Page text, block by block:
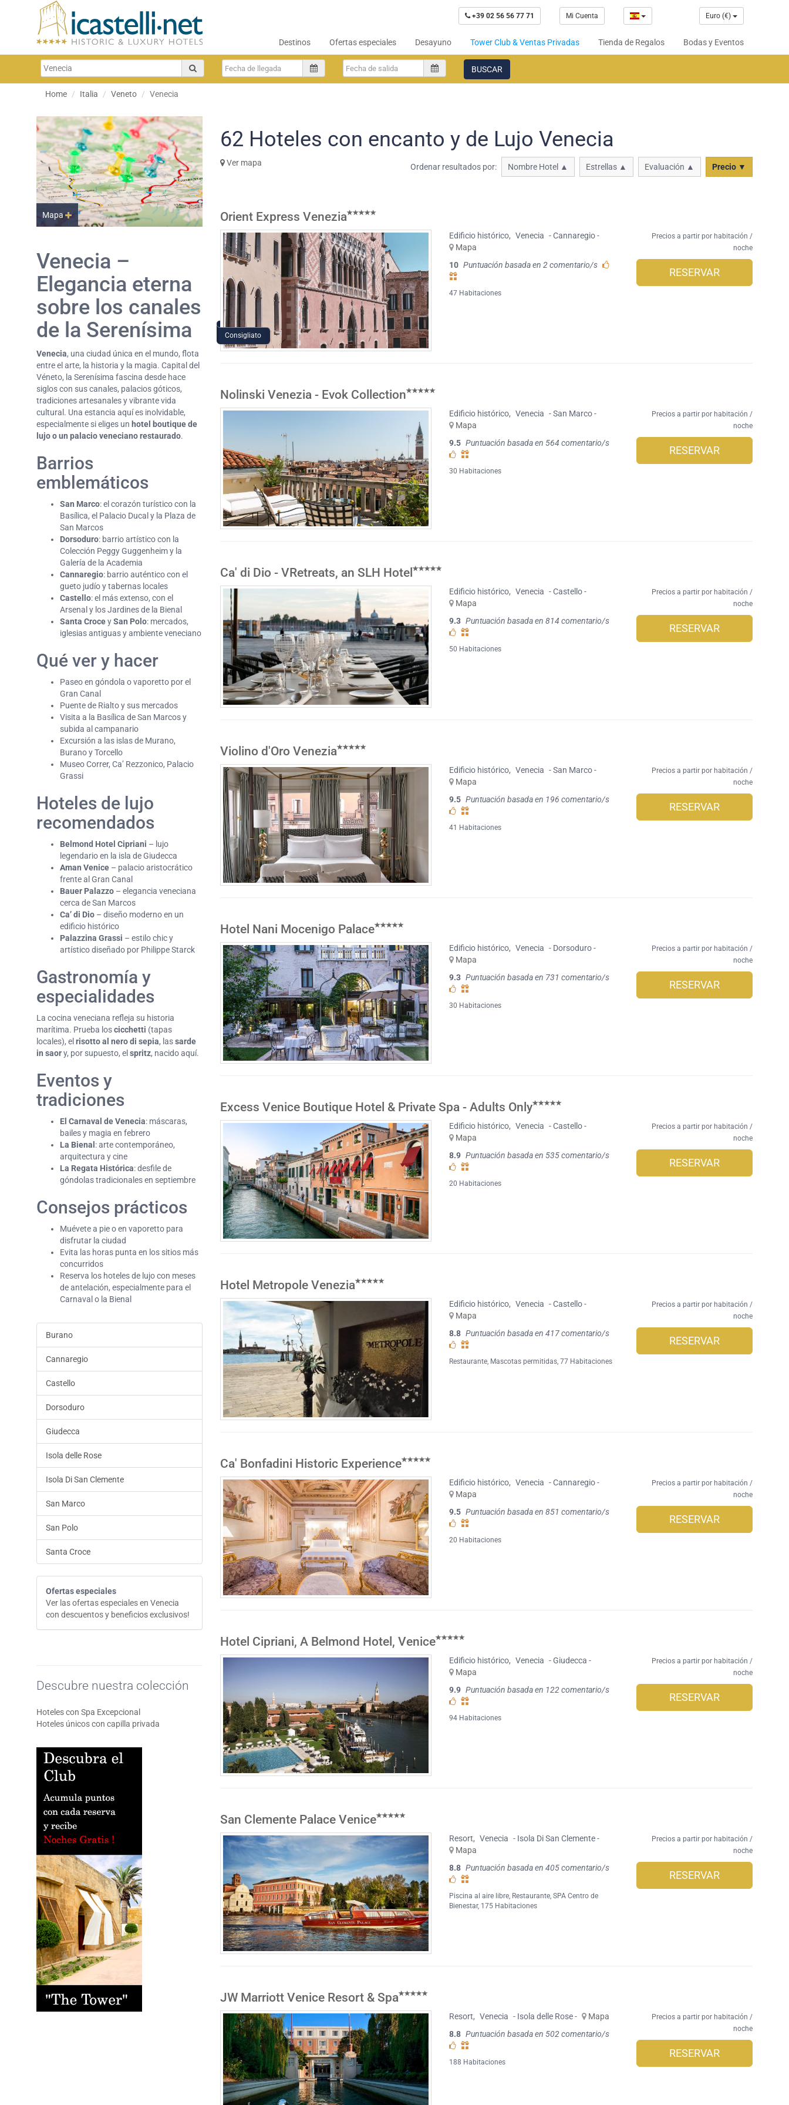
+39 02 56 56 77 71 Mi Cuenta Euro (€)
Destinos Ofertas especiales Desayuno Tower Club & Ventas Privadas Tienda de Regalos Bodas y Eventos
BUSCAR
Home Italia Veneto Venecia
Mapa
Venecia –
Elegancia eterna
sobre los canales
de la Serenísima
Venecia, una ciudad única en el mundo, flota
entre el arte, la historia y la magia. Capital del
Véneto, la Serenísima fascina desde hace
siglos con sus canales, palacios góticos,
tradiciones artesanales y vibrante vida
cultural. Una estancia aquí es inolvidable,
especialmente si eliges un hotel boutique de
lujo o un palacio veneciano restaurado.
Barrios
emblemáticos
San Marco: el corazón turístico con la
Basílica, el Palacio Ducal y la Plaza de
San Marcos
Dorsoduro: barrio artístico con la
Colección Peggy Guggenheim y la
Galería de la Academia
Cannaregio: barrio auténtico con el
gueto judío y tabernas locales
Castello: el más extenso, con el
Arsenal y los Jardines de la Bienal
Santa CroceySan Polo: mercados,
iglesias antiguas y ambiente veneciano
Qué ver y hacer
Paseo en góndola o vaporetto por el
Gran Canal
Puente de Rialto y sus mercados
Visita a la Basílica de San Marcos y
subida al campanario
Excursión a las islas de Murano,
Burano y Torcello
Museo Correr, Ca’ Rezzonico, Palacio
Grassi
Hoteles de lujo
recomendados
Belmond Hotel Cipriani – lujo
legendario en la isla de Giudecca
Aman Venice – palacio aristocrático
frente al Gran Canal
Bauer Palazzo – elegancia veneciana
cerca de San Marcos
Ca’ di Dio – diseño moderno en un
edificio histórico
Palazzina Grassi – estilo chic y
artístico diseñado por Philippe Starck
Gastronomía y
especialidades
La cocina veneciana refleja su historia
marítima. Prueba loscicchetti (tapas
locales), el risotto al nero di sepia, lassarde
in saory, por supuesto, el spritz, nacido aquí.
Eventos y
tradiciones
El Carnaval de Venecia: máscaras,
bailes y magia en febrero
La Bienal : arte contemporáneo,
arquitectura y cine
La Regata Histórica: desfile de
góndolas tradicionales en septiembre
Consejos prácticos
Muévete a pie o en vaporetto para
disfrutar la ciudad
Evita las horas punta en los sitios más
concurridos
Reserva los hoteles de lujo con meses
de antelación, especialmente para el
Carnaval o la Bienal
Burano
Cannaregio
Castello
Dorsoduro
Giudecca
Isola delle Rose
Isola Di San Clemente
San Marco
San Polo
Santa Croce
Ofertas especiales
Ver las ofertas especiales en Venecia
con descuentos y beneficios exclusivos!
Descubre nuestra colección
Hoteles con Spa Excepcional
Hoteles únicos con capilla privada
62 Hoteles con encanto y de Lujo Venecia
Ver mapa Ordenar resultados por: Nombre Hotel ▲ Estrellas ▲ Evaluación ▲ Precio ▼
Orient Express Venezia
Consigliato
Edificio histórico, Venecia - Cannaregio -
Mapa
10 Puntuación basada en 2 comentario/s
47 Habitaciones
Precios a partir por habitación /
noche
RESERVAR
Nolinski Venezia - Evok Collection
Edificio histórico, Venecia - San Marco -
Mapa
9.5 Puntuación basada en 564 comentario/s
30 Habitaciones
Precios a partir por habitación /
noche
RESERVAR
Ca' di Dio - VRetreats, an SLH Hotel
Edificio histórico, Venecia - Castello -
Mapa
9.3 Puntuación basada en 814 comentario/s
50 Habitaciones
Precios a partir por habitación /
noche
RESERVAR
Violino d'Oro Venezia
Edificio histórico, Venecia - San Marco -
Mapa
9.5 Puntuación basada en 196 comentario/s
41 Habitaciones
Precios a partir por habitación /
noche
RESERVAR
Hotel Nani Mocenigo Palace
Edificio histórico, Venecia - Dorsoduro -
Mapa
9.3 Puntuación basada en 731 comentario/s
30 Habitaciones
Precios a partir por habitación /
noche
RESERVAR
Excess Venice Boutique Hotel & Private Spa - Adults Only
Edificio histórico, Venecia - Castello -
Mapa
8.9 Puntuación basada en 535 comentario/s
20 Habitaciones
Precios a partir por habitación /
noche
RESERVAR
Hotel Metropole Venezia
Edificio histórico, Venecia - Castello -
Mapa
8.8 Puntuación basada en 417 comentario/s
Restaurante, Mascotas permitidas, 77 Habitaciones
Precios a partir por habitación /
noche
RESERVAR
Ca' Bonfadini Historic Experience
Edificio histórico, Venecia - Cannaregio -
Mapa
9.5 Puntuación basada en 851 comentario/s
20 Habitaciones
Precios a partir por habitación /
noche
RESERVAR
Hotel Cipriani, A Belmond Hotel, Venice
Edificio histórico, Venecia - Giudecca -
Mapa
9.9 Puntuación basada en 122 comentario/s
94 Habitaciones
Precios a partir por habitación /
noche
RESERVAR
San Clemente Palace Venice
Resort, Venecia - Isola Di San Clemente -
Mapa
8.8 Puntuación basada en 405 comentario/s
Piscina al aire libre, Restaurante,SPA Centro de
Bienestar, 175 Habitaciones
Precios a partir por habitación /
noche
RESERVAR
JW Marriott Venice Resort & Spa
Resort, Venecia - Isola delle Rose -
Mapa
8.8 Puntuación basada en 502 comentario/s
188 Habitaciones
Precios a partir por habitación /
noche
RESERVAR